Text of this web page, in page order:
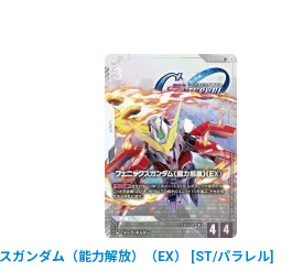
絞り込む
ガンダム（能力解放）（EX） [ST/パラレル]